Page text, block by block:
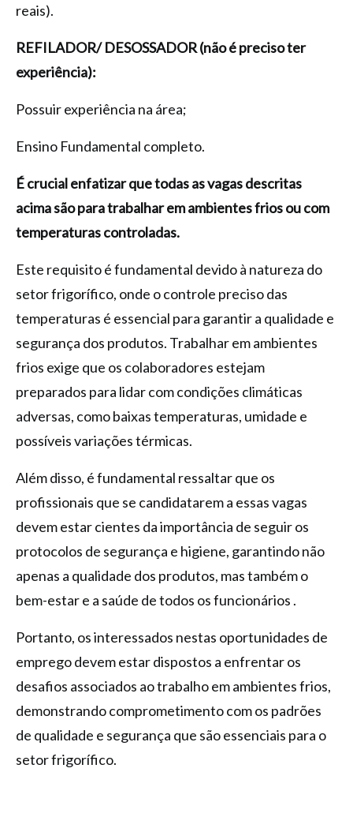
reais).
REFILADOR/ DESOSSADOR (não é preciso ter
experiência):
Possuir experiência na área;
Ensino Fundamental completo.
É crucial enfatizar que todas as vagas descritas
acima são para trabalhar em ambientes frios ou com
temperaturas controladas.
Este requisito é fundamental devido à natureza do
setor frigorífico, onde o controle preciso das
temperaturas é essencial para garantir a qualidade e
segurança dos produtos. Trabalhar em ambientes
frios exige que os colaboradores estejam
preparados para lidar com condições climáticas
adversas, como baixas temperaturas, umidade e
possíveis variações térmicas.
Além disso, é fundamental ressaltar que os
profissionais que se candidatarem a essas vagas
devem estar cientes da importância de seguir os
protocolos de segurança e higiene, garantindo não
apenas a qualidade dos produtos, mas também o
bem-estar e a saúde de todos os funcionários .
Portanto, os interessados nestas oportunidades de
emprego devem estar dispostos a enfrentar os
desafios associados ao trabalho em ambientes frios,
demonstrando comprometimento com os padrões
de qualidade e segurança que são essenciais para o
setor frigorífico.